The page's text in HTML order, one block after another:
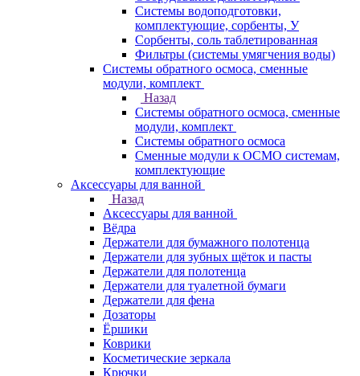
Системы водоподготовки,
комплектующие, сорбенты, У
Сорбенты, соль таблетированная
Фильтры (системы умягчения воды)
Системы обратного осмоса, сменные
модули, комплект
Назад
Системы обратного осмоса, сменные
модули, комплект
Системы обратного осмоса
Сменные модули к ОСМО системам,
комплектующие
Аксессуары для ванной
Назад
Аксессуары для ванной
Вёдра
Держатели для бумажного полотенца
Держатели для зубных щёток и пасты
Держатели для полотенца
Держатели для туалетной бумаги
Держатели для фена
Дозаторы
Ёршики
Коврики
Косметические зеркала
Крючки